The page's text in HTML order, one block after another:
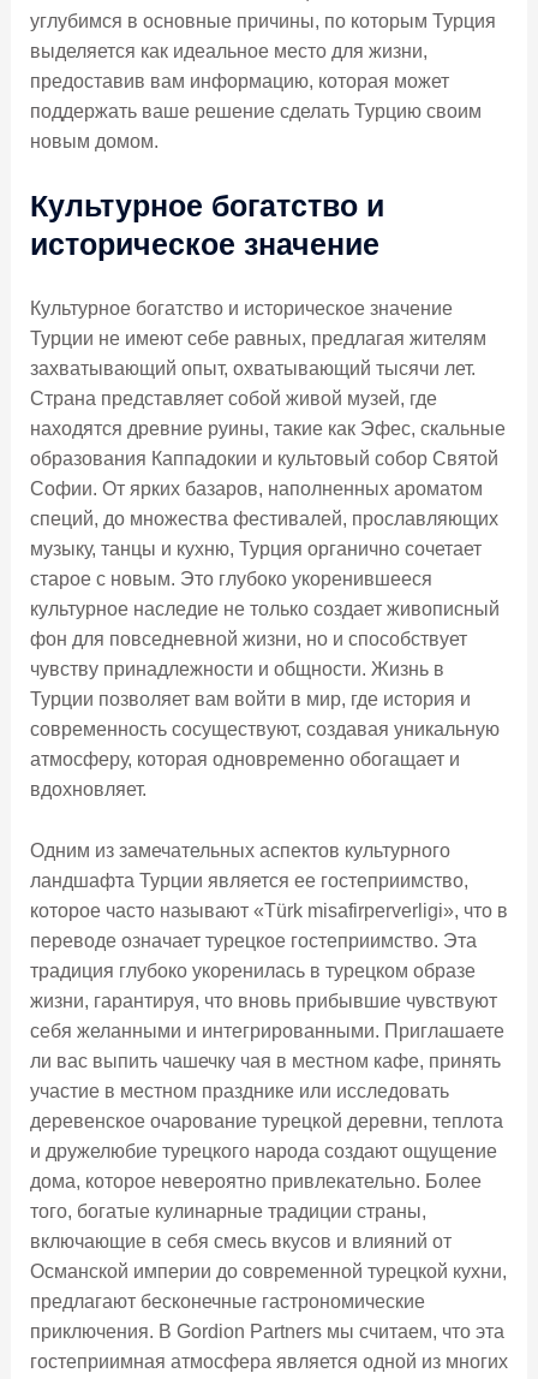
углубимся в основные причины, по которым Турция
выделяется как идеальное место для жизни,
предоставив вам информацию, которая может
поддержать ваше решение сделать Турцию своим
новым домом.
Культурное богатство и
историческое значение
Культурное богатство и историческое значение
Турции не имеют себе равных, предлагая жителям
захватывающий опыт, охватывающий тысячи лет.
Страна представляет собой живой музей, где
находятся древние руины, такие как Эфес, скальные
образования Каппадокии и культовый собор Святой
Софии. От ярких базаров, наполненных ароматом
специй, до множества фестивалей, прославляющих
музыку, танцы и кухню, Турция органично сочетает
старое с новым. Это глубоко укоренившееся
культурное наследие не только создает живописный
фон для повседневной жизни, но и способствует
чувству принадлежности и общности. Жизнь в
Турции позволяет вам войти в мир, где история и
современность сосуществуют, создавая уникальную
атмосферу, которая одновременно обогащает и
вдохновляет.
Одним из замечательных аспектов культурного
ландшафта Турции является ее гостеприимство,
которое часто называют «Türk misafirperverligi», что в
переводе означает турецкое гостеприимство. Эта
традиция глубоко укоренилась в турецком образе
жизни, гарантируя, что вновь прибывшие чувствуют
себя желанными и интегрированными. Приглашаете
ли вас выпить чашечку чая в местном кафе, принять
участие в местном празднике или исследовать
деревенское очарование турецкой деревни, теплота
и дружелюбие турецкого народа создают ощущение
дома, которое невероятно привлекательно. Более
того, богатые кулинарные традиции страны,
включающие в себя смесь вкусов и влияний от
Османской империи до современной турецкой кухни,
предлагают бесконечные гастрономические
приключения. В Gordion Partners мы считаем, что эта
гостеприимная атмосфера является одной из многих